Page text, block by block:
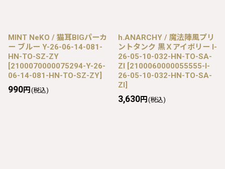
MINT NeKO / 猫耳BIGパーカ
ー ブルー Y-26-06-14-081-
HN-TO-SZ-ZY
[2100070000075294-Y-26-
06-14-081-HN-TO-SZ-ZY]
990円 (税込)
h.ANARCHY / 魔法陣風プリ
ントタンク 黒Ｘアイボリー I-
26-05-10-032-HN-TO-SA-
ZI [2100060000055555-I-
26-05-10-032-HN-TO-SA-
ZI]
3,630円 (税込)